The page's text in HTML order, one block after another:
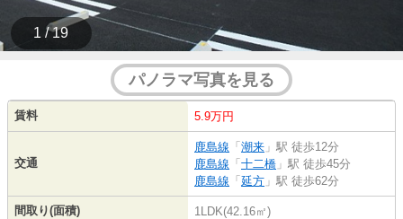
1 / 19
パノラマ写真を見る
賃料 5.9万円
交通
鹿島線 「潮来 」駅 徒歩12分
鹿島線 「十二橋 」駅 徒歩45分
鹿島線 「延方 」駅 徒歩62分
間取り(面積) 1LDK(42.16㎡)